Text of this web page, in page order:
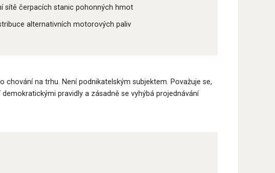
sítě čerpacích stanic pohonných hmot
alternativních motorových paliv
na trhu. Není podnikatelským subjektem. Považuje se,
pravidly a zásadně se vyhýbá projednávání